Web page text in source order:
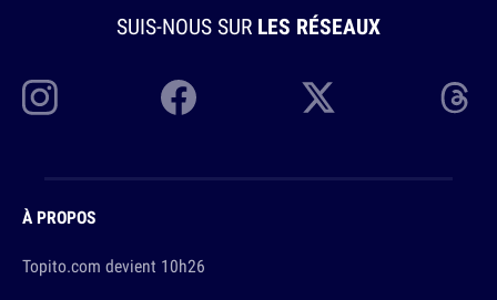
SUIS-NOUS SUR LES RÉSEAUX
À PROPOS
Topito.com devient 10h26